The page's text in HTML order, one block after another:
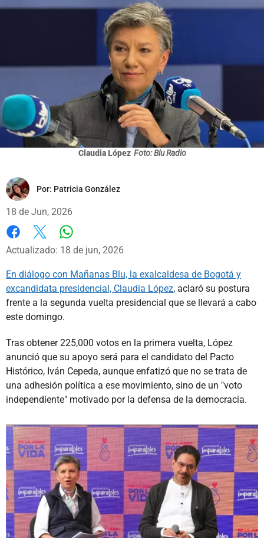
Claudia López Foto: Blu Radio
Por: Patricia González
18 de Jun, 2026
Facebook
X
Actualizado: 18 de jun, 2026
En diálogo con Mañanas Blu, la exalcaldesa de Bogotá y
excandidata presidencial, Claudia López, aclaró su postura
frente a la segunda vuelta presidencial que se llevará a cabo
este domingo.
Tras obtener 225,000 votos en la primera vuelta, López
anunció que su apoyo será para el candidato del Pacto
Histórico, Iván Cepeda, aunque enfatizó que no se trata de
una adhesión política a ese movimiento, sino de un "voto
independiente" motivado por la defensa de la democracia.